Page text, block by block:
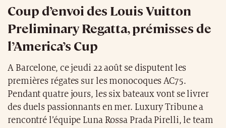
Coup d’envoi des Louis Vuitton
Preliminary Regatta, prémisses de
l’America’s Cup
A Barcelone, ce jeudi 22 août se disputent les
premières régates sur les monocoques AC75.
Pendant quatre jours, les six bateaux vont se livrer
des duels passionnants en mer. Luxury Tribune a
rencontré l’équipe Luna Rossa Prada Pirelli, le team